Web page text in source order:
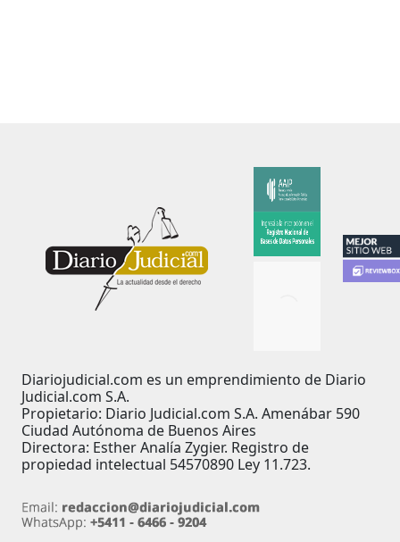
Diariojudicial.com es un emprendimiento de Diario
Judicial.com S.A.
Propietario: Diario Judicial.com S.A. Amenábar 590
Ciudad Autónoma de Buenos Aires
Directora: Esther Analía Zygier. Registro de
propiedad intelectual 54570890 Ley 11.723.